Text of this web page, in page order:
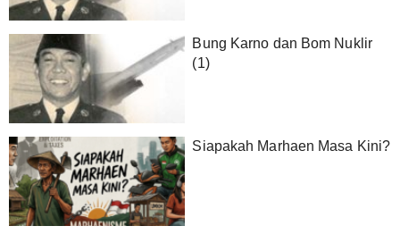
Bung Karno dan Bom Nuklir
(1)
Siapakah Marhaen Masa Kini?